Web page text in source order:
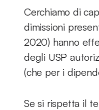
Cerchiamo di
dimissioni
2020) hanno
degli USP
(che per i
Se si rispetta il